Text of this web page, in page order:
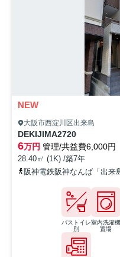
NEW
大阪市西淀川区出来島
DEKIJIMA2720
6万円 管理/共益費6,000円
28.40㎡ (1K) /築7年
阪神電鉄阪神なんば「出来
バストイレ
別
室内洗濯機
置場